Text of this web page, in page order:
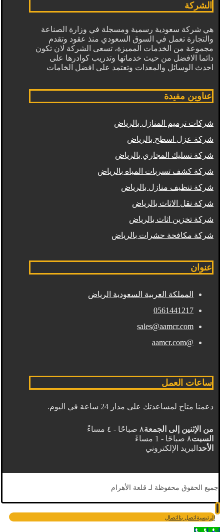
الشركة
هي شركة سعودية رسمية ومسجلة في وزارة الصناعة
والتجارة تعمل في السوق السعودي منذ عقود وتقدم
مجموعة من الخدمات المميزة، تسعى الشركة لان تكون
دائما الافضل من حيث خدماتها وتدريب كوادرها على
احدث الوسائل والمعدات وتعتمد على افضل الخامات
عناوين مفيدة
شركات ترميم المنازل بالرياض
شركة عزل اسطح بالرياض
شركة تسليك المجاري بالرياض
شركة كشف تسربات المياه بالرياض
شركة تنظيف منازل بالرياض
شركة نقل الاثاث بالرياض
شركة تخزين اثاث بالرياض
شركة مكافحة حشرات بالرياض
عنوان
المملكة العربية السعودية الرياض
0561441217
sales@aamcr.com
@aamcr.com
ساعات العمل
دعمنا متاح لمساعدتك على مدار 24 ساعة في اليوم.
من الإثنين إلى الجمعة٨ صباحًا - ٤ مساءً
السبت٨ صباحًا - 1 مساءً
الأحد البريد الإلكتروني
جميع الحقوق محفوظة لـ قلعة الأهرام
الرئيسيةاتصل بنااتصال